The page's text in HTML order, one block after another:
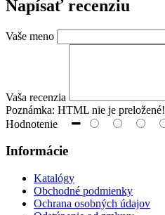
Napísať recenziu
Vaše meno
Vaša recenzia
Poznámka: HTML nie je preložené!
Hodnotenie
Informácie
Katalógy
Obchodné podmienky
Ochrana osobných údajov